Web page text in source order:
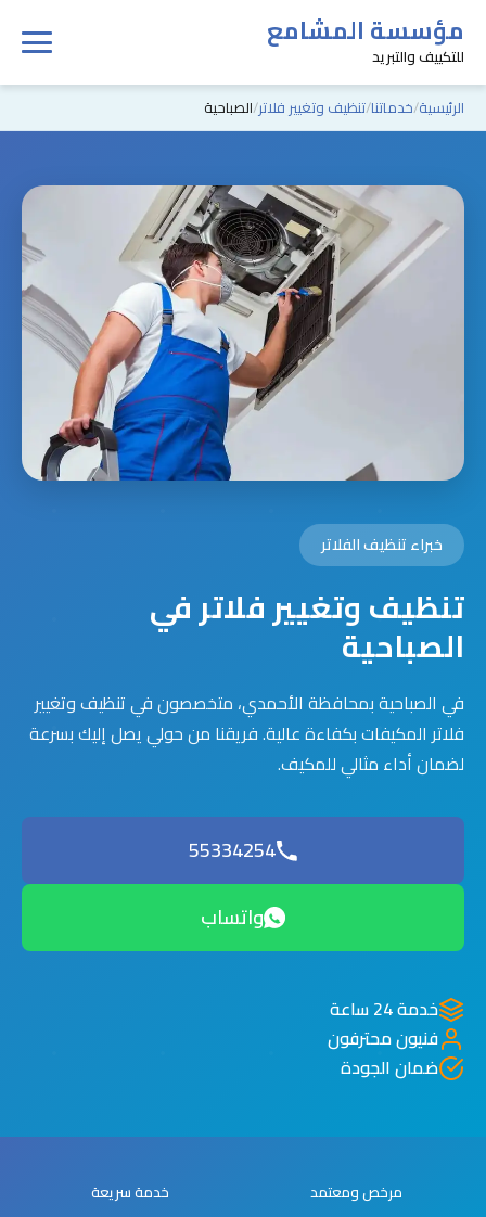
مؤسسة المشامع
للتكييف والتبريد
الرئيسية خدماتنا تنظيف وتغيير فلاتر الصباحية
خبراء تنظيف الفلاتر
تنظيف وتغيير فلاتر في
الصباحية
في الصباحية بمحافظة الأحمدي، متخصصون في تنظيف وتغيير
فلاتر المكيفات بكفاءة عالية. فريقنا من حولي يصل إليك بسرعة
لضمان أداء مثالي للمكيف.
55334254
واتساب
خدمة 24 ساعة
فنيون محترفون
ضمان الجودة
مرخص ومعتمد خدمة سريعة